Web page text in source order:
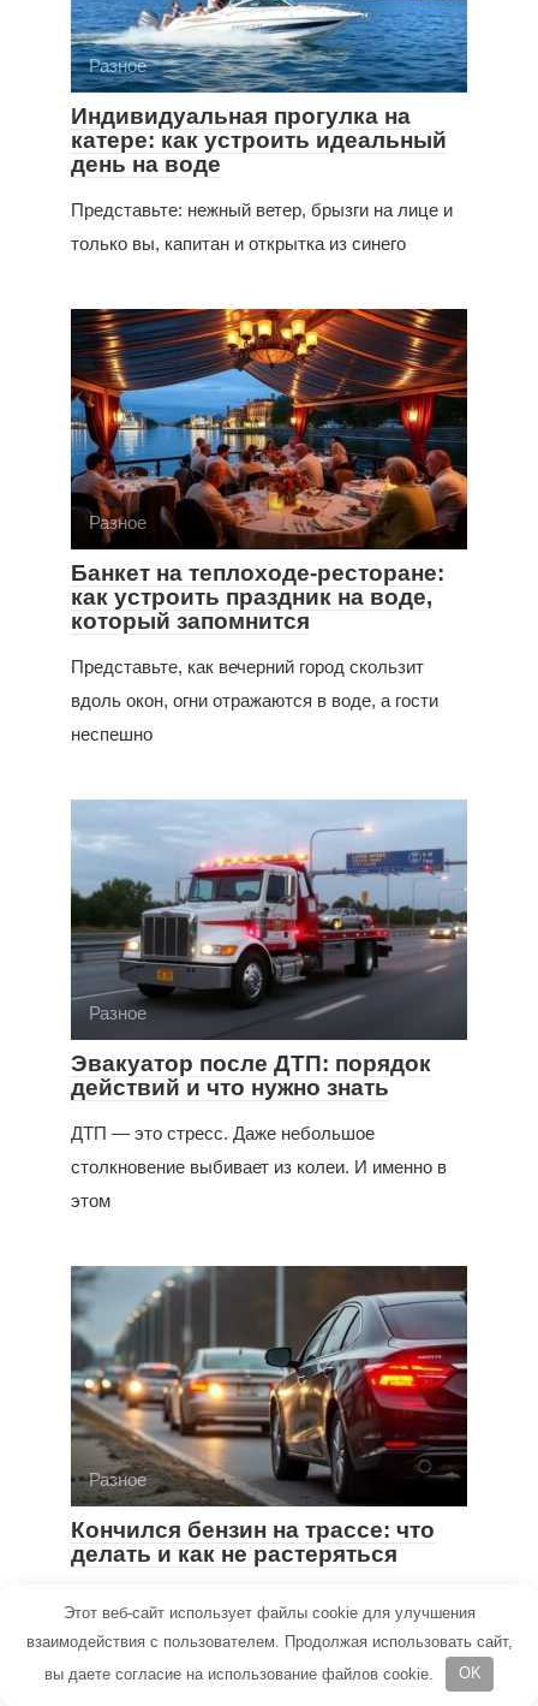
Разное
Индивидуальная прогулка на
катере: как устроить идеальный
день на воде
Представьте: нежный ветер, брызги на лице и
только вы, капитан и открытка из синего
Разное
Банкет на теплоходе-ресторане:
как устроить праздник на воде,
который запомнится
Представьте, как вечерний город скользит
вдоль окон, огни отражаются в воде, а гости
неспешно
Разное
Эвакуатор после ДТП: порядок
действий и что нужно знать
ДТП — это стресс. Даже небольшое
столкновение выбивает из колеи. И именно в
этом
Разное
Кончился бензин на трассе: что
делать и как не растеряться
думал «доеду до следующей». Не доехал.
Машина
Этот веб-сайт использует файлы cookie для улучшения
взаимодействия с пользователем. Продолжая использовать сайт,
вы даете согласие на использование файлов cookie.
OK